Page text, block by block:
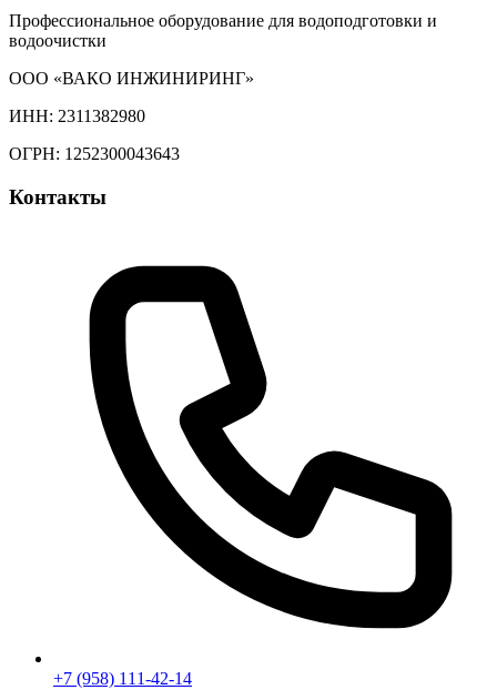
Профессиональное оборудование для водоподготовки и
водоочистки
ООО «ВАКО ИНЖИНИРИНГ»
ИНН: 2311382980
ОГРН: 1252300043643
Контакты
+7 (958) 111-42-14